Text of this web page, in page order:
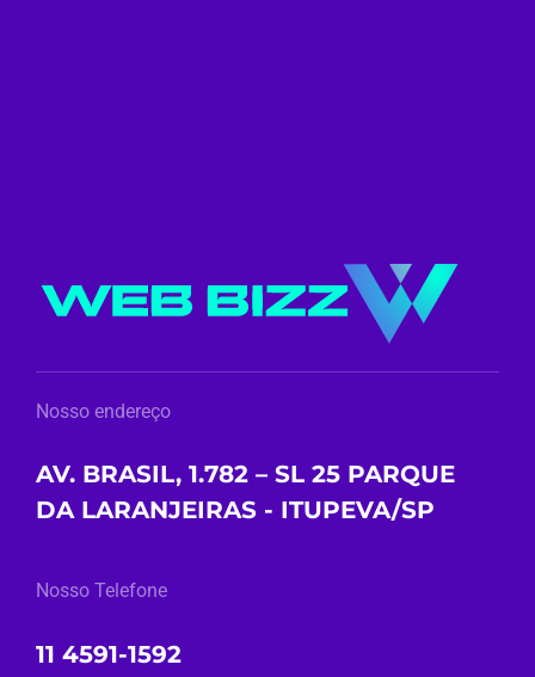
Nosso endereço
AV. BRASIL, 1.782 – SL 25 PARQUE
DA LARANJEIRAS - ITUPEVA/SP
Nosso Telefone
11 4591-1592